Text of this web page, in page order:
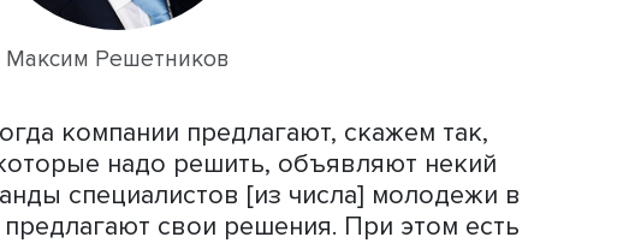
для вовлечения молодежи в развитие
интеллекта. За два года участие в них
Максим Решетниковна совещании с
провел президент России Владимир